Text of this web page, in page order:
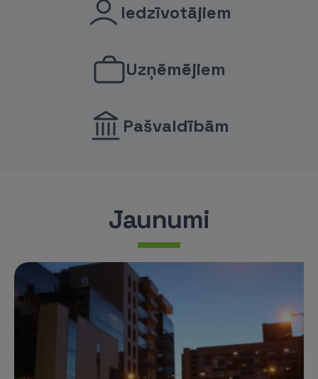
Iedzīvotājiem
Uzņēmējiem
Pašvaldībām
Jaunumi